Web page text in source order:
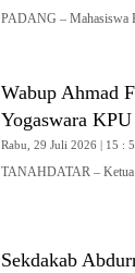
PADANG – Mahasiswa
Wabup Ahmad
Yogaswara
Rabu, 29 Juli 2026 | 15 :
TANAHDATAR –
Sekdakab